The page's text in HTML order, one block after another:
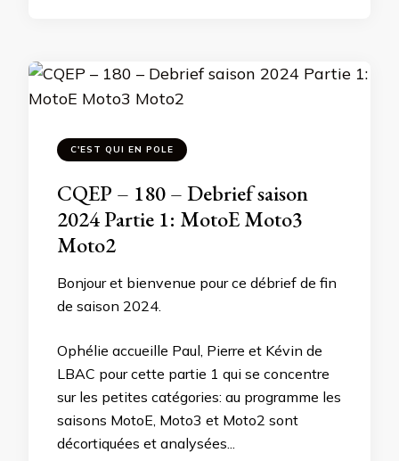
C'EST QUI EN POLE
CQEP – 180 – Debrief saison
2024 Partie 1: MotoE Moto3
Moto2
Bonjour et bienvenue pour ce débrief de fin
de saison 2024.
Ophélie accueille Paul, Pierre et Kévin de
LBAC pour cette partie 1 qui se concentre
sur les petites catégories: au programme les
saisons MotoE, Moto3 et Moto2 sont
décortiquées et analysées...